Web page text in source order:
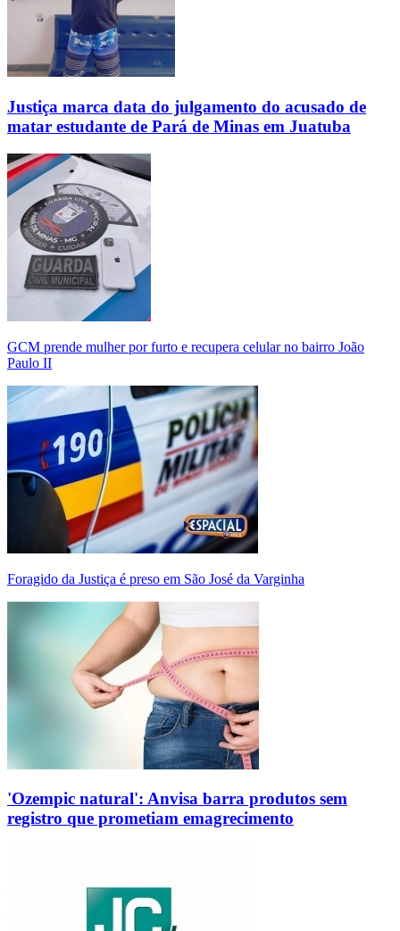
Justiça marca data do julgamento do acusado de
matar estudante de Pará de Minas em Juatuba
GCM prende mulher por furto e recupera celular no bairro João
Paulo II
Foragido da Justiça é preso em São José da Varginha
'Ozempic natural': Anvisa barra produtos sem
registro que prometiam emagrecimento